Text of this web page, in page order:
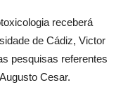
receberá
de Cádiz, Victor
pesquisas referentes
Cesar.